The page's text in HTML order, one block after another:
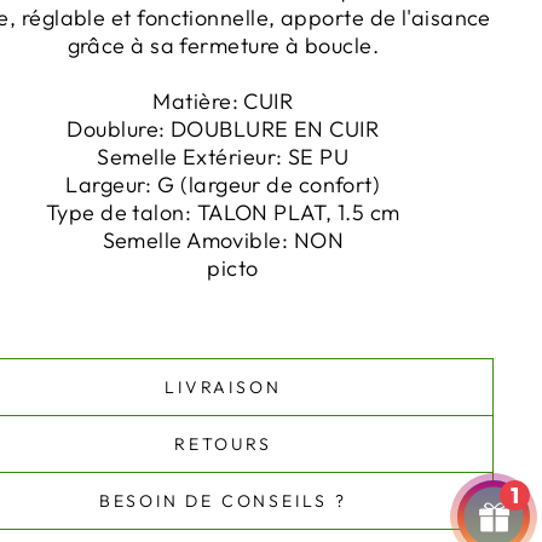
réglable et fonctionnelle, apporte de l'aisance
grâce à sa fermeture à boucle.
Matière: CUIR
Doublure: DOUBLURE EN CUIR
Semelle Extérieur: SE PU
Largeur: G (largeur de confort)
Type de talon: TALON PLAT, 1.5 cm
Semelle Amovible: NON
LIVRAISON
RETOURS
BESOIN DE CONSEILS ? 1